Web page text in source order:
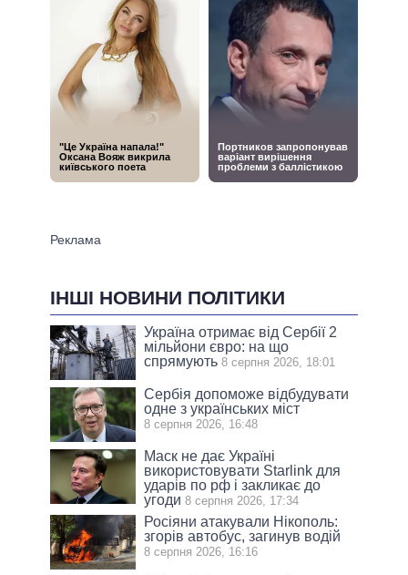
ІНШІ НОВИНИ ПОЛІТИКИ
Україна отримає від Сербії 2
мільйони євро: на що
спрямують 8 серпня 2026, 18:01
Сербія допоможе відбудувати
одне з українських міст
8 серпня 2026, 16:48
Маск не дає Україні
використовувати Starlink для
ударів по рф і закликає до
угоди 8 серпня 2026, 17:34
Росіяни атакували Нікополь:
згорів автобус, загинув водій
8 серпня 2026, 16:16